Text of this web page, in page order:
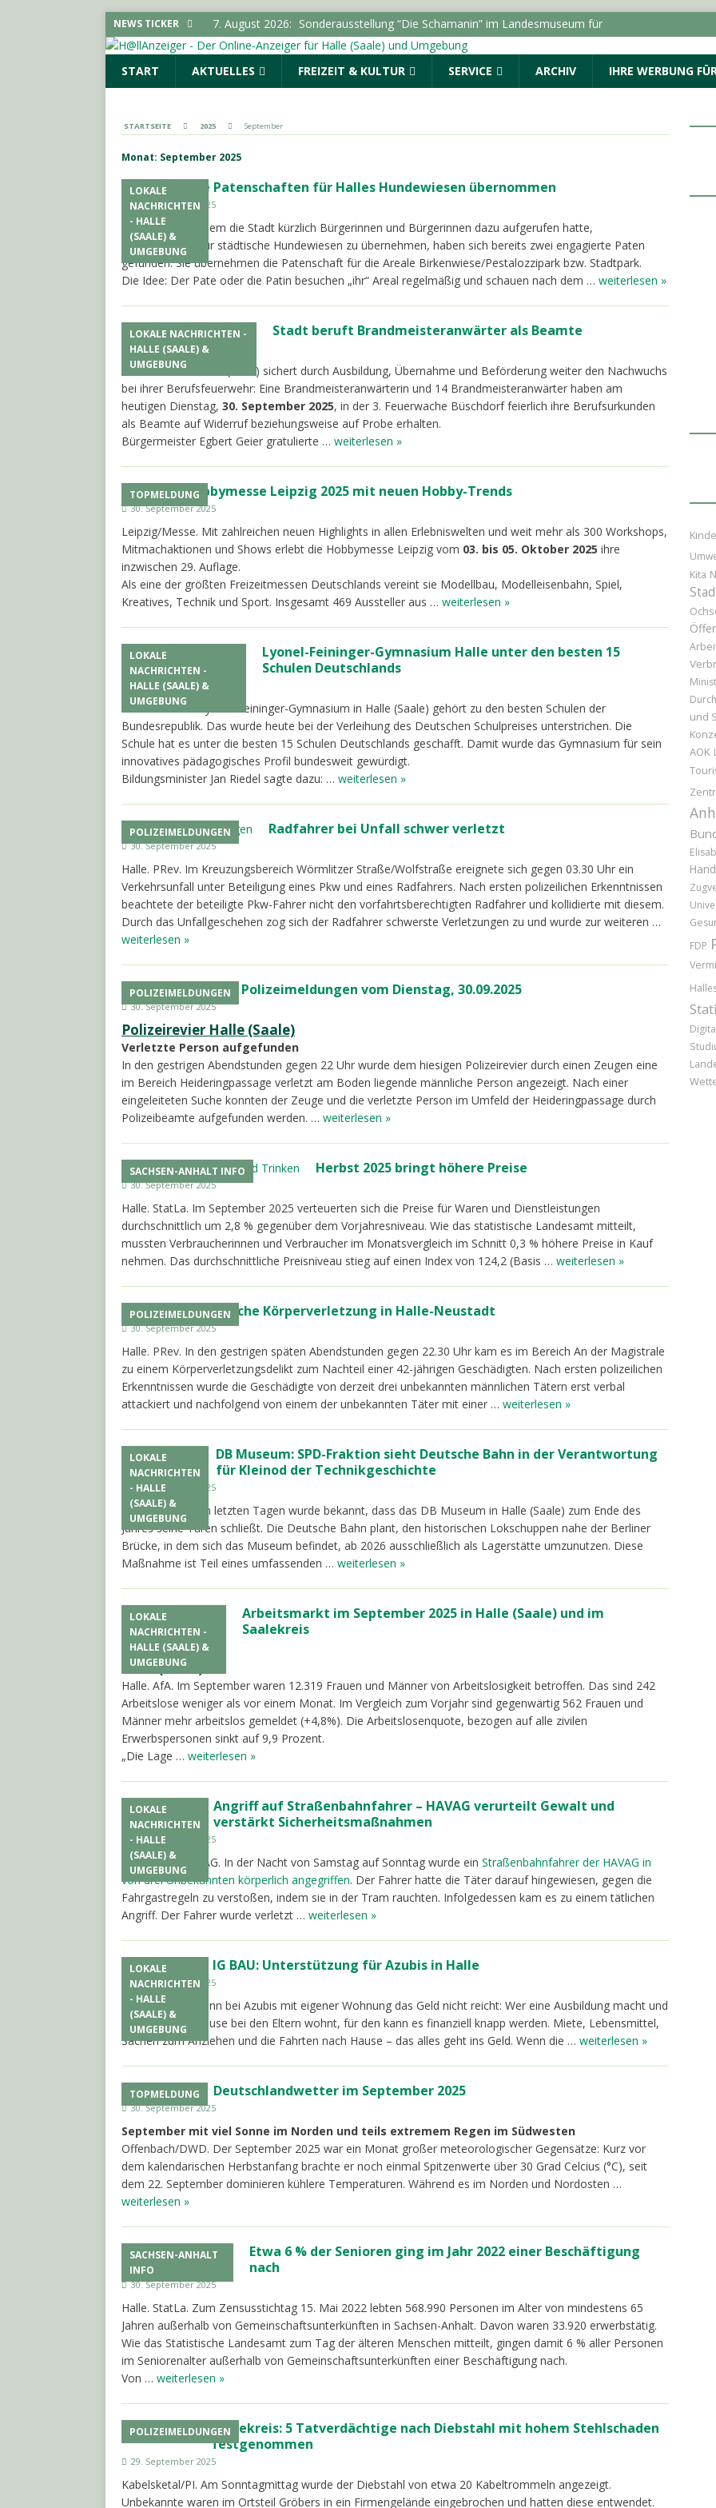
NEWS TICKER 7. August 2026: Sonderausstellung “Die Schamanin” im Landesmuseum für
Vorgeschichte erreicht Besuchermarke von 50.000
(SAALE) & UMGEBUNG
LOKALE NACHRICHTEN - HALLE (SAALE) & UMGEBUNG
7. August 2026: Polizeimeldungen vom Freitag, 07.08.2026
POLIZEIMELDUNGEN
POLIZEIMELDUNGEN
START AKTUELLES FREIZEIT & KULTUR SERVICE ARCHIV IHRE WERBUNG
STARTSEITE 2025 September
Monat: September 2025
LOKALE
NACHRICHTEN
- HALLE
(SAALE) &
UMGEBUNG
Erste Patenschaften für Halles Hundewiesen übernommen
30. September 2025
Halle. PSt. Nachdem die Stadt kürzlich Bürgerinnen und Bürgerinnen dazu aufgerufen hatte,
Patenschaften für städtische Hundewiesen zu übernehmen, haben sich bereits zwei engagierte Paten
gefunden. Sie übernehmen die Patenschaft für die Areale Birkenwiese/Pestalozzipark bzw. Stadtpark.
Die Idee: Der Pate oder die Patin besuchen „ihr“ Areal regelmäßig und schauen nach dem … weiterlesen »
LOKALE NACHRICHTEN -
HALLE (SAALE) &
UMGEBUNG
Stadt beruft Brandmeisteranwärter als Beamte
30. September 2025
Halle. PSt. Die Stadt (Halle) sichert durch Ausbildung, Übernahme und Beförderung weiter den Nachwuchs
bei ihrer Berufsfeuerwehr: Eine Brandmeisteranwärterin und 14 Brandmeisteranwärter haben am
heutigen Dienstag, 30. September 2025, in der 3. Feuerwache Büschdorf feierlich ihre Berufsurkunden
als Beamte auf Widerruf beziehungsweise auf Probe erhalten.
Bürgermeister Egbert Geier gratulierte … weiterlesen »
TOPMELDUNGHobbymesse Leipzig 2025 mit neuen Hobby-Trends
30. September 2025
Leipzig/Messe. Mit zahlreichen neuen Highlights in allen Erlebniswelten und weit mehr als 300 Workshops,
Mitmachaktionen und Shows erlebt die Hobbymesse Leipzig vom 03. bis 05. Oktober 2025 ihre
inzwischen 29. Auflage.
Als eine der größten Freizeitmessen Deutschlands vereint sie Modellbau, Modelleisenbahn, Spiel,
Kreatives, Technik und Sport. Insgesamt 469 Aussteller aus … weiterlesen »
LOKALE
NACHRICHTEN -
HALLE (SAALE) &
UMGEBUNG
Lyonel-Feininger-Gymnasium Halle unter den besten 15
Schulen Deutschlands
30. September 2025
Halle/MB. Das Lyonel-Feininger-Gymnasium in Halle (Saale) gehört zu den besten Schulen der
Bundesrepublik. Das wurde heute bei der Verleihung des Deutschen Schulpreises unterstrichen. Die
Schule hat es unter die besten 15 Schulen Deutschlands geschafft. Damit wurde das Gymnasium für sein
innovatives pädagogisches Profil bundesweit gewürdigt.
Bildungsminister Jan Riedel sagte dazu: … weiterlesen »
POLIZEIMELDUNGEN Radfahrer bei Unfall schwer verletzt
30. September 2025
Halle. PRev. Im Kreuzungsbereich Wörmlitzer Straße/Wolfstraße ereignete sich gegen 03.30 Uhr ein
Verkehrsunfall unter Beteiligung eines Pkw und eines Radfahrers. Nach ersten polizeilichen Erkenntnissen
beachtete der beteiligte Pkw-Fahrer nicht den vorfahrtsberechtigten Radfahrer und kollidierte mit diesem.
Durch das Unfallgeschehen zog sich der Radfahrer schwerste Verletzungen zu und wurde zur weiteren …
weiterlesen »
POLIZEIMELDUNGEN Polizeimeldungen vom Dienstag, 30.09.2025
30. September 2025
Polizeirevier Halle (Saale)
Verletzte Person aufgefunden
In den gestrigen Abendstunden gegen 22 Uhr wurde dem hiesigen Polizeirevier durch einen Zeugen eine
im Bereich Heideringpassage verletzt am Boden liegende männliche Person angezeigt. Nach einer
eingeleiteten Suche konnten der Zeuge und die verletzte Person im Umfeld der Heideringpassage durch
Polizeibeamte aufgefunden werden. … weiterlesen »
SACHSEN-ANHALT INFO Herbst 2025 bringt höhere Preise
30. September 2025
Halle. StatLa. Im September 2025 verteuerten sich die Preise für Waren und Dienstleistungen
durchschnittlich um 2,8 % gegenüber dem Vorjahresniveau. Wie das statistische Landesamt mitteilt,
mussten Verbraucherinnen und Verbraucher im Monatsvergleich im Schnitt 0,3 % höhere Preise in Kauf
nehmen. Das durchschnittliche Preisniveau stieg auf einen Index von 124,2 (Basis … weiterlesen »
POLIZEIMELDUNGENGefährliche Körperverletzung in Halle-Neustadt
30. September 2025
Halle. PRev. In den gestrigen späten Abendstunden gegen 22.30 Uhr kam es im Bereich An der Magistrale
zu einem Körperverletzungsdelikt zum Nachteil einer 42-jährigen Geschädigten. Nach ersten polizeilichen
Erkenntnissen wurde die Geschädigte von derzeit drei unbekannten männlichen Tätern erst verbal
attackiert und nachfolgend von einem der unbekannten Täter mit einer … weiterlesen »
LOKALE
NACHRICHTEN
- HALLE
(SAALE) &
UMGEBUNG
DB Museum: SPD-Fraktion sieht Deutsche Bahn in der Verantwortung
für Kleinod der Technikgeschichte
30. September 2025
Halle/SPD. In den letzten Tagen wurde bekannt, dass das DB Museum in Halle (Saale) zum Ende des
Jahres seine Türen schließt. Die Deutsche Bahn plant, den historischen Lokschuppen nahe der Berliner
Brücke, in dem sich das Museum befindet, ab 2026 ausschließlich als Lagerstätte umzunutzen. Diese
Maßnahme ist Teil eines umfassenden … weiterlesen »
LOKALE
NACHRICHTEN -
HALLE (SAALE) &
UMGEBUNG
Arbeitsmarkt im September 2025 in Halle (Saale) und im
Saalekreis
30. September 2025
Halle (Saale)
Halle. AfA. Im September waren 12.319 Frauen und Männer von Arbeitslosigkeit betroffen. Das sind 242
Arbeitslose weniger als vor einem Monat. Im Vergleich zum Vorjahr sind gegenwärtig 562 Frauen und
Männer mehr arbeitslos gemeldet (+4,8%). Die Arbeitslosenquote, bezogen auf alle zivilen
Erwerbspersonen sinkt auf 9,9 Prozent.
„Die Lage … weiterlesen »
LOKALE
NACHRICHTEN
- HALLE
(SAALE) &
UMGEBUNG
Angriff auf Straßenbahnfahrer – HAVAG verurteilt Gewalt und
verstärkt Sicherheitsmaßnahmen
30. September 2025
Halle. SWH/HAVAG. In der Nacht von Samstag auf Sonntag wurde ein Straßenbahnfahrer der HAVAG in
von drei Unbekannten körperlich angegriffen. Der Fahrer hatte die Täter darauf hingewiesen, gegen die
Fahrgastregeln zu verstoßen, indem sie in der Tram rauchten. Infolgedessen kam es zu einem tätlichen
Angriff. Der Fahrer wurde verletzt … weiterlesen »
LOKALE
NACHRICHTEN
- HALLE
(SAALE) &
UMGEBUNG
IG BAU: Unterstützung für Azubis in Halle
30. September 2025
Halle. IGBAU. Wenn bei Azubis mit eigener Wohnung das Geld nicht reicht: Wer eine Ausbildung macht und
nicht mehr zu Hause bei den Eltern wohnt, für den kann es finanziell knapp werden. Miete, Lebensmittel,
Sachen zum Anziehen und die Fahrten nach Hause – das alles geht ins Geld. Wenn die … weiterlesen »
TOPMELDUNG Deutschlandwetter im September 2025
30. September 2025
September mit viel Sonne im Norden und teils extremem Regen im Südwesten
Offenbach/DWD. Der September 2025 war ein Monat großer meteorologischer Gegensätze: Kurz vor
dem kalendarischen Herbstanfang brachte er noch einmal Spitzenwerte über 30 Grad Celcius (°C), seit
dem 22. September dominieren kühlere Temperaturen. Während es im Norden und Nordosten …
weiterlesen »
SACHSEN-ANHALT
INFO
Etwa 6 % der Senioren ging im Jahr 2022 einer Beschäftigung
nach
30. September 2025
Halle. StatLa. Zum Zensusstichtag 15. Mai 2022 lebten 568.990 Personen im Alter von mindestens 65
Jahren außerhalb von Gemeinschaftsunterkünften in Sachsen-Anhalt. Davon waren 33.920 erwerbstätig.
Wie das Statistische Landesamt zum Tag der älteren Menschen mitteilt, gingen damit 6 % aller Personen
im Seniorenalter außerhalb von Gemeinschaftsunterkünften einer Beschäftigung nach.
Von … weiterlesen »
POLIZEIMELDUNGENSaalekreis: 5 Tatverdächtige nach Diebstahl mit hohem Stehlschaden
festgenommen
29. September 2025
Kabelsketal/PI. Am Sonntagmittag wurde der Diebstahl von etwa 20 Kabeltrommeln angezeigt.
Unbekannte waren im Ortsteil Gröbers in ein Firmengelände eingebrochen und hatten diese entwendet.
Kita
und
AOK
FDP